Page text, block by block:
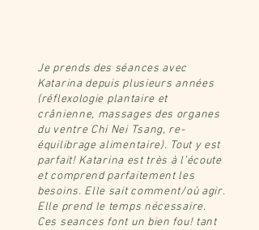
Je prends des séances avec
Katarina depuis plusieurs années
(réflexologie plantaire et
crânienne, massages des organes
du ventre Chi Nei Tsang, re-
équilibrage alimentaire). Tout y est
parfait! Katarina est très à l’écoute
et comprend parfaitement les
besoins. Elle sait comment/où agir.
Elle prend le temps nécessaire.
Ces seances font un bien fou! tant